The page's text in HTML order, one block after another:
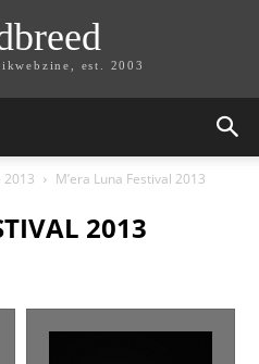
est. 2003
2013
M’era Luna Festival 2013
2013